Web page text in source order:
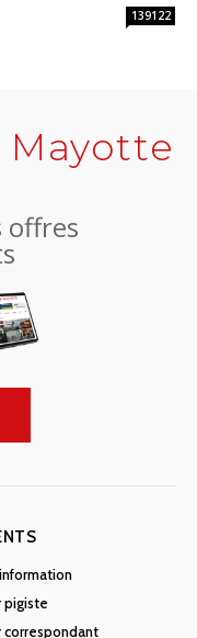
139122
offres
information
pigiste
correspondant